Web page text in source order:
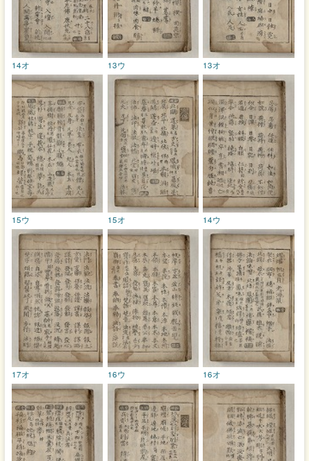
13オ
13ウ
14オ
14ウ
15オ
15ウ
16オ
16ウ
17オ